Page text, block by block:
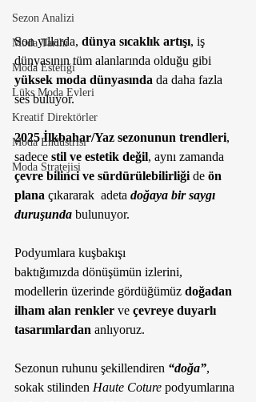
Sezon Analizi
Moda Tarihi
Moda Estetiği
Lüks Moda Evleri
Kreatif Direktörler
Moda Endüstrisi
Moda Stratejisi
Son yıllarda, dünya sıcaklık artışı, iş
dünyasının tüm alanlarında olduğu gibi
yüksek moda dünyasında da daha fazla
ses buluyor.
2025 İlkbahar/Yaz sezonunun trendleri,
sadece stil ve estetik değil, aynı zamanda
çevre bilinci ve sürdürülebilirliği de ön
plana çıkararak  adeta doğaya bir saygı
duruşunda bulunuyor.
Podyumlara kuşbakışı
baktığımızda dönüşümün izlerini,
modellerin üzerinde gördüğümüz doğadan
ilham alan renkler ve çevreye duyarlı
tasarımlardan anlıyoruz.
Sezonun ruhunu şekillendiren “doğa”,
sokak stilinden Haute Coture podyumlarına